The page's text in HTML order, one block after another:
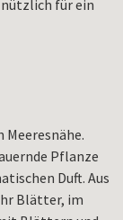
für ein
Pflanze
Duft. Aus
Blätter, im